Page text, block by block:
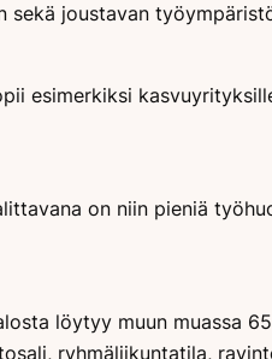
sekä joustavan
esimerkiksi
on niin pieniä
löytyy muun muassa 65
ryhmäliikuntatila,